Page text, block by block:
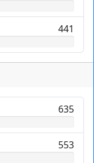
441
635
553